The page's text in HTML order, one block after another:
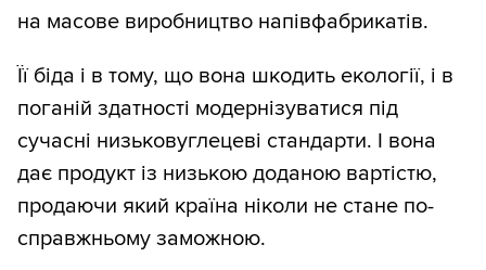
на масове виробництво напівфабрикатів.
Її біда і в тому, що вона шкодить екології, і в
поганій здатності модернізуватися під
сучасні низьковуглецеві стандарти. І вона
дає продукт із низькою доданою вартістю,
продаючи який країна ніколи не стане по-
справжньому заможною.